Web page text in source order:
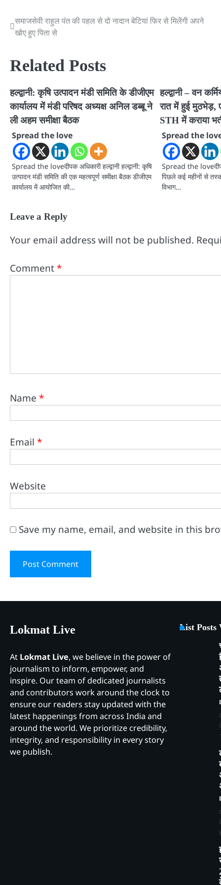
Post
navigation
समाजसेवी राहुल पंत की पहल से दो नादान बेटियां फिर से मिलेंगी अपने
खोए हुए पिता से
Related Posts
हल्द्वानी: कृषि उत्पादन मंडी समिति के डीजीएम
कार्यालय में मंडी परिषद अध्यक्ष अनिल डब्बू ने
ली अहम समीक्षा बैठक
Spread the love
Spread the loveदीपक अधिकारी हल्द्वानी हल्द्वानी: कृषि
उत्पादन मंडी समिति की एक महत्वपूर्ण समीक्षा बैठक डीजीएम
कार्यालय में आयोजित की…
हल्द्वानी – वन
रात में हुई मुठभेड़,
STH में कराया
Spread the
Spread the loveदीपक
पिछले कई महीनों से
विभाग…
Leave a Reply
Your email address will not be published.
Comment*
Name *
Email *
Website
Save my name, email, and website in this
Lokmat Live
At Lokmat Live, we believe in the power of
journalism to inform, empower, and
inspire. Our team of dedicated journalists
and contributors work around the clock to
ensure our readers stay updated with the
latest happenings from across India and
around the world. We prioritize credibility,
integrity, and responsibility in every story
we publish.
List Posts